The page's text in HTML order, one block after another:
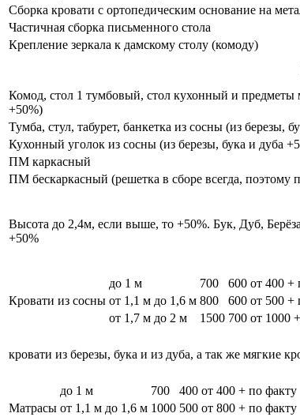
Сборка кровати с ортопедическим основание на
Частичная сборка письменного стола
Крепление зеркала к дамскому столу (комоду)
Комод, стол 1 тумбовый, стол кухонный и предметы
+50%)
Тумба, стул, табурет, банкетка из сосны (из березы,
Кухонный уголок из сосны (из березы, бука и дуба
ПМ каркасный
ПМ бескаркасный (решетка в сборе всегда, поэтому
Высота до 2,4м, если выше, то +50%. Бук, Дуб,
+50%
Кровати из сосны
до 1 м 700 600 от 400 +
от 1,1 м до 1,6 м 800 600 от 500 +
от 1,7 м до 2 м
1500 700 от 1000
кровати из березы, бука и из дуба, а так же мягкие
Матрасы
до 1 м 700 400 от 400 + по факту
от 1,1 м до 1,6 м 1000 500 от 800 + по факту